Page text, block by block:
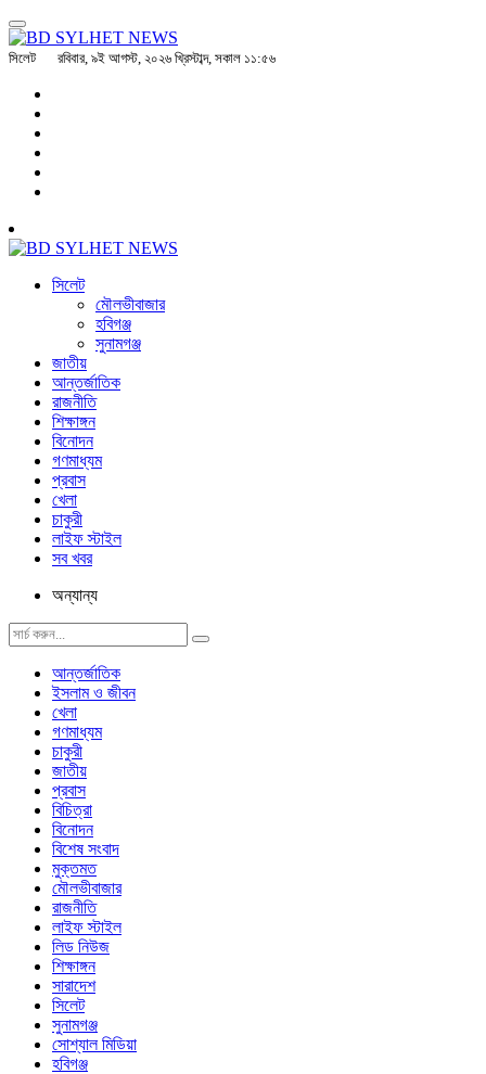
সিলেট রবিবার, ৯ই আগস্ট, ২০২৬ খ্রিস্টাব্দ, সকাল ১১:৫৬
সিলেট
মৌলভীবাজার
হবিগঞ্জ
সুনামগঞ্জ
জাতীয়
আন্তর্জাতিক
রাজনীতি
শিক্ষাঙ্গন
বিনোদন
গণমাধ্যম
প্রবাস
খেলা
চাকুরী
লাইফ স্টাইল
সব খবর
অন্যান্য
আন্তর্জাতিক
ইসলাম ও জীবন
খেলা
গণমাধ্যম
চাকুরী
জাতীয়
প্রবাস
বিচিত্রা
বিনোদন
বিশেষ সংবাদ
মুক্তমত
মৌলভীবাজার
রাজনীতি
লাইফ স্টাইল
লিড নিউজ
শিক্ষাঙ্গন
সারাদেশ
সিলেট
সুনামগঞ্জ
সোশ্যাল মিডিয়া
হবিগঞ্জ